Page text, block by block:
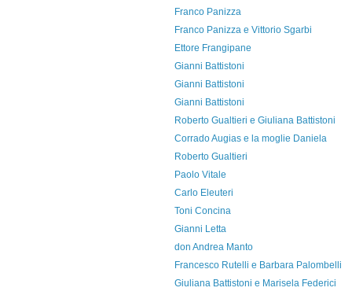
Franco Panizza
Franco Panizza e Vittorio Sgarbi
Ettore Frangipane
Gianni Battistoni
Gianni Battistoni
Gianni Battistoni
Roberto Gualtieri e Giuliana Battistoni
Corrado Augias e la moglie Daniela
Roberto Gualtieri
Paolo Vitale
Carlo Eleuteri
Toni Concina
Gianni Letta
don Andrea Manto
Francesco Rutelli e Barbara Palombelli
Giuliana Battistoni e Marisela Federici